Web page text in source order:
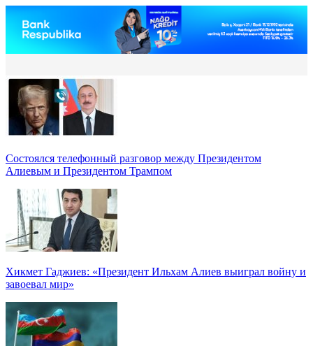
Состоялся телефонный разговор между Президентом
Алиевым и Президентом Трампом
Хикмет Гаджиев: «Президент Ильхам Алиев выиграл войну и
завоевал мир»